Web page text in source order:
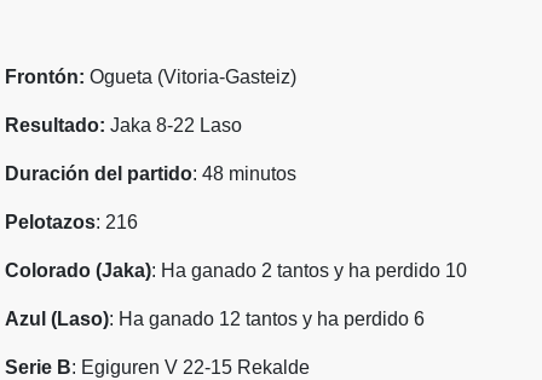
Frontón: Ogueta (Vitoria-Gasteiz)
Resultado: Jaka 8-22 Laso
Duración del partido: 48 minutos
Pelotazos: 216
Colorado (Jaka): Ha ganado 2 tantos y ha perdido 10
Azul (Laso): Ha ganado 12 tantos y ha perdido 6
Serie B: Egiguren V 22-15 Rekalde